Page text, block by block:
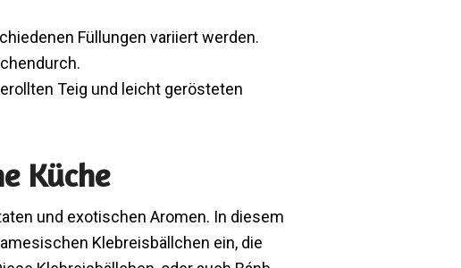
Füllungen variiert werden.
Teig und leicht gerösteten
Küche
und exotischen Aromen. In diesem
Klebreisbällchen ein, die